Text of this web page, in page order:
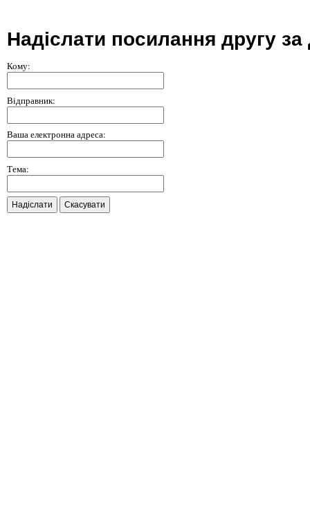
Надіслати посилання другу
Кому:
Відправник:
Ваша електронна адреса:
Тема:
Надіслати Скасувати